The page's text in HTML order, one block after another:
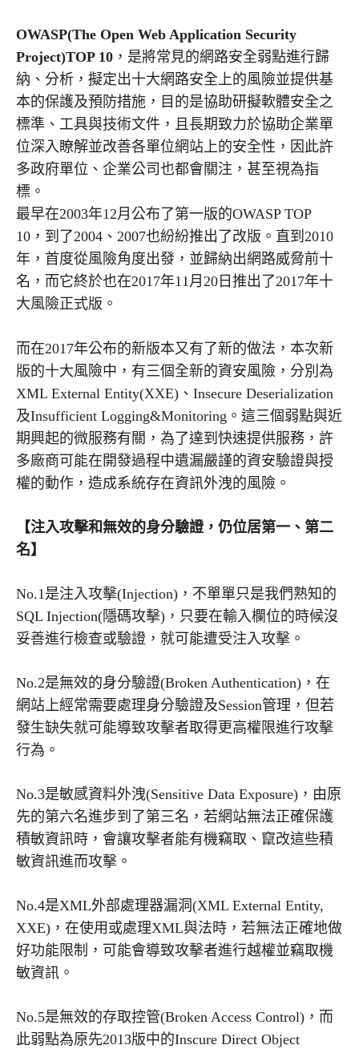
OWASP(The Open Web Application Security
Project)TOP 10 ，是將常見的網路安全弱點進行歸
納、分析，擬定出十大網路安全上的風險並提供基
本的保護及預防措施，目的是協助研擬軟體安全之
標準、工具與技術文件，且長期致力於協助企業單
位深入瞭解並改善各單位網站上的安全性，因此許
多政府單位、企業公司也都會關注，甚至視為指
標。
最早在2003年12月公布了第一版的OWASP TOP
10，到了2004、2007也紛紛推出了改版。直到2010
年，首度從風險角度出發，並歸納出網路威脅前十
名，而它終於也在2017年11月20日推出了2017年十
大風險正式版。
而在2017年公布的新版本又有了新的做法，本次新
版的十大風險中，有三個全新的資安風險，分別為
XML External Entity(XXE)、Insecure Deserialization
及Insufficient Logging&Monitoring。這三個弱點與近
期興起的微服務有關，為了達到快速提供服務，許
多廠商可能在開發過程中遺漏嚴謹的資安驗證與授
權的動作，造成系統存在資訊外洩的風險。
【注入攻擊和無效的身分驗證，仍位居第一、第二
名】
No.1是注入攻擊(Injection)，不單單只是我們熟知的
SQL Injection(隱碼攻擊)，只要在輸入欄位的時候沒
妥善進行檢查或驗證，就可能遭受注入攻擊。
No.2是無效的身分驗證(Broken Authentication)，在
網站上經常需要處理身分驗證及Session管理，但若
發生缺失就可能導致攻擊者取得更高權限進行攻擊
行為。
No.3是敏感資料外洩(Sensitive Data Exposure)，由原
先的第六名進步到了第三名，若網站無法正確保護
積敏資訊時，會讓攻擊者能有機竊取、竄改這些積
敏資訊進而攻擊。
No.4是XML外部處理器漏洞(XML External Entity,
XXE)，在使用或處理XML與法時，若無法正確地做
好功能限制，可能會導致攻擊者進行越權並竊取機
敏資訊。
No.5是無效的存取控管(Broken Access Control)，而
此弱點為原先2013版中的Inscure Direct Object